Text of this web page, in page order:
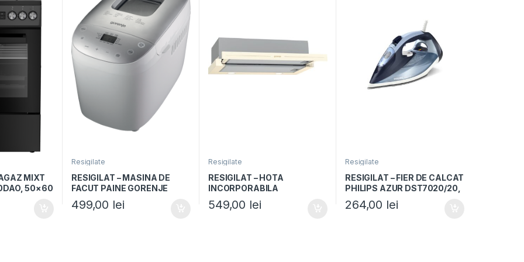
MIXT
50×60
Resigilate
RESIGILAT – MASINA DE
FACUT PAINE GORENJE
BM1600WG, 850W,
Capacitate 1125-1600g, 16
499,00 lei
Resigilate
RESIGILAT – HOTA
INCORPORABILA
TELESCOPICA GORENJE
BHP62CLI, Clasa C, 60cm, 1
549,00 lei
Resigilate
RESIGILAT – FIER DE CALCAT
PHILIPS AZUR DST7020/20,
Putere 2800W, Talpa
SteamGlide Plus, Albastru
264,00 lei